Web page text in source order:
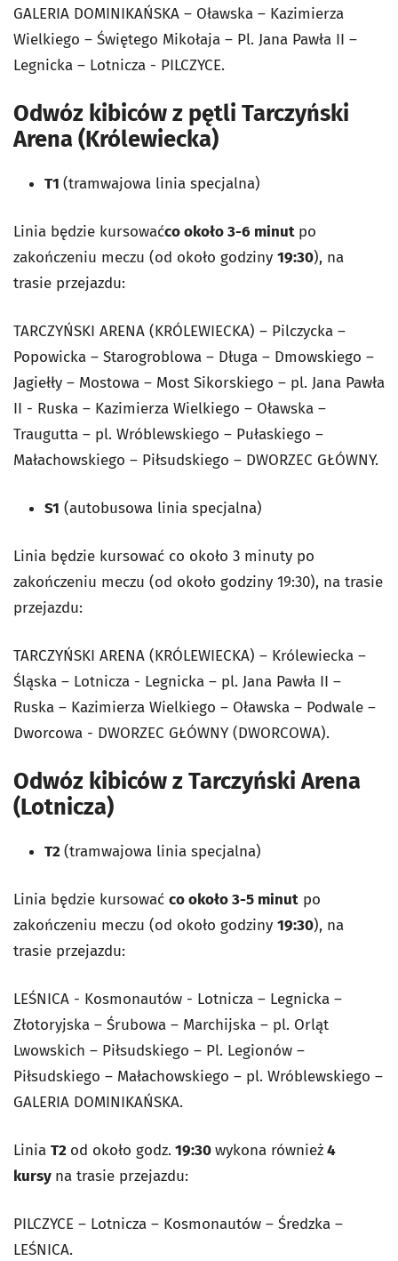
GALERIA DOMINIKAŃSKA – Oławska – Kazimierza
Wielkiego – Świętego Mikołaja – Pl. Jana Pawła II –
Legnicka – Lotnicza - PILCZYCE.
Odwóz kibiców z pętli Tarczyński
Arena (Królewiecka)
T1 (tramwajowa linia specjalna)
Linia będzie kursowaćco około 3-6 minut po
zakończeniu meczu (od około godziny 19:30), na
trasie przejazdu:
TARCZYŃSKI ARENA (KRÓLEWIECKA) – Pilczycka –
Popowicka – Starogroblowa – Długa – Dmowskiego –
Jagiełły – Mostowa – Most Sikorskiego – pl. Jana Pawła
II - Ruska – Kazimierza Wielkiego – Oławska –
Traugutta – pl. Wróblewskiego – Pułaskiego –
Małachowskiego – Piłsudskiego – DWORZEC GŁÓWNY.
S1 (autobusowa linia specjalna)
Linia będzie kursować co około 3 minuty po
zakończeniu meczu (od około godziny 19:30), na trasie
przejazdu:
TARCZYŃSKI ARENA (KRÓLEWIECKA) – Królewiecka –
Śląska – Lotnicza - Legnicka – pl. Jana Pawła II –
Ruska – Kazimierza Wielkiego – Oławska – Podwale –
Dworcowa - DWORZEC GŁÓWNY (DWORCOWA).
Odwóz kibiców z Tarczyński Arena
(Lotnicza)
T2(tramwajowa linia specjalna)
Linia będzie kursować co około 3-5 minut po
zakończeniu meczu (od około godziny 19:30), na
trasie przejazdu:
LEŚNICA - Kosmonautów - Lotnicza – Legnicka –
Złotoryjska – Śrubowa – Marchijska – pl. Orląt
Lwowskich – Piłsudskiego – Pl. Legionów –
Piłsudskiego – Małachowskiego – pl. Wróblewskiego –
GALERIA DOMINIKAŃSKA.
Linia T2 od około godz. 19:30wykona również4
kursy na trasie przejazdu:
PILCZYCE – Lotnicza – Kosmonautów – Średzka –
LEŚNICA.